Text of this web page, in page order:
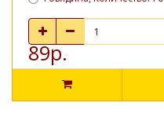
89р.